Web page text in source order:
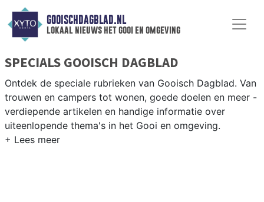
GOOISCHDAGBLAD.NL
lokaal nieuws het gooi en omgeving
SPECIALS GOOISCH DAGBLAD
Ontdek de speciale rubrieken van Gooisch Dagblad. Van
trouwen en campers tot wonen, goede doelen en meer -
verdiepende artikelen en handige informatie over
uiteenlopende thema's in het Gooi en omgeving.